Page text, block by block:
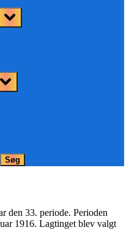
Toggle
sub-
Toggle
sub-
den 33. periode. Perioden
1916. Lagtinget blev valgt